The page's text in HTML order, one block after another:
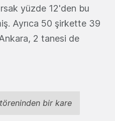
yüzde 12'den bu
Ayrıca 50 şirkette 39
2 tanesi de
bir kare